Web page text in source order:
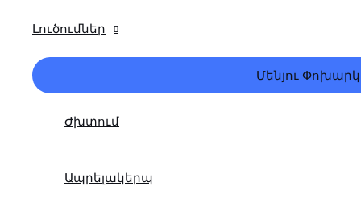
Լուծումներ
Մենյու
Ժխտում
Ապրելակերպ